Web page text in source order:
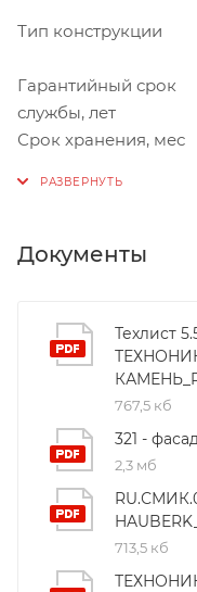
Тип конструкции
Гарантийный срок
службы, лет
Срок хранения, мес
Документы
Техлист
767,5 кб
321 -
2,3 мб
713,5 кб